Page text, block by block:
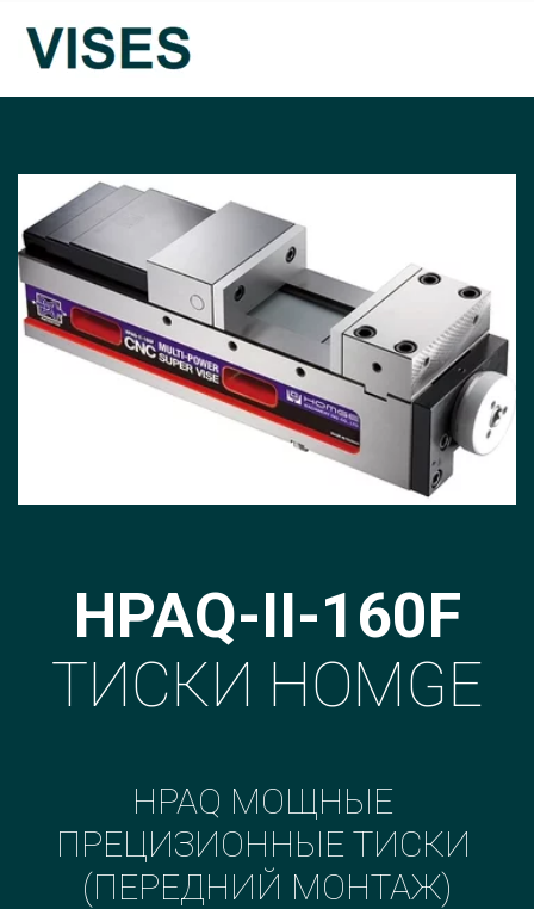
HPAQ-II-160F
ТИСКИ HOMGE
HPAQ МОЩНЫЕ
ПРЕЦИЗИОННЫЕ ТИСКИ
(ПЕРЕДНИЙ МОНТАЖ)